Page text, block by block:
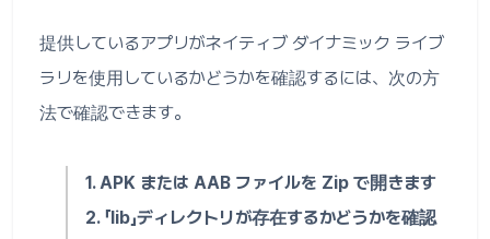
提供しているアプリがネイティブ ダイナミック ライブ
ラリを使用しているかどうかを確認するには、次の方
法で確認できます。
1. APK または AAB ファイルを Zip で開きます
2. 「lib」ディレクトリが存在するかどうかを確認